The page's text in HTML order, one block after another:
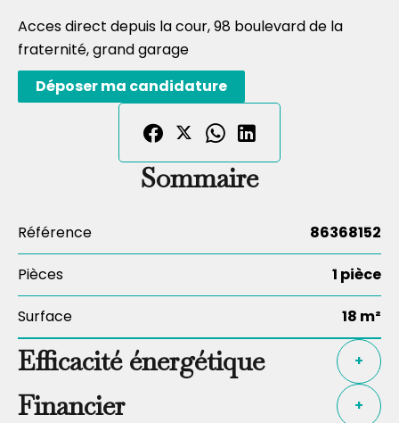
Acces direct depuis la cour, 98 boulevard de la
fraternité, grand garage
Déposer ma candidature
Sommaire
Référence 86368152
Pièces 1 pièce
Surface 18 m²
Efficacité énergétique +
Financier +